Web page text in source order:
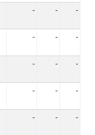
- - -
- - -
- - -
- - -
- - -